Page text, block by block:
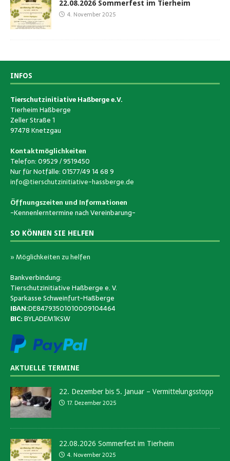
22.08.2026 Sommerfest im Tierheim
4. November 2025
INFOS
Tierschutzinitiative Haßberge e.V.
Tierheim Haßberge
Zeller Straße 1
97478 Knetzgau
Kontaktmöglichkeiten
Telefon: 09529 / 9519450
Nur für Notfälle: 01577/49 14 68 9
info@tierschutzinitiative-hassberge.de
Öffnungszeiten und Informationen
-Kennenlerntermine nach Vereinbarung-
SO KÖNNEN SIE HELFEN
» Möglichkeiten zu helfen
Bankverbindung:
Tierschutzinitiative Haßberge e. V.
Sparkasse Schweinfurt-Haßberge
IBAN:DE84793501010009104464
BIC:BYLADEM1KSW
AKTUELLE TERMINE
22. Dezember bis 5. Januar – Vermittelungsstopp
17. Dezember 2025
22.08.2026 Sommerfest im Tierheim
4. November 2025